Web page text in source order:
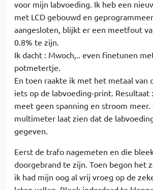
voor mijn labvoeding. Ik heb een
met LCD gebouwd en
aangesloten, blijkt er een meetfout
0.8% te zijn.
Ik dacht : Mwoch,.. even finetunen
potmetertje.
En toen raakte ik met het metaal van
iets op de labvoeding-print.
meet geen spanning en stroom
multimeter laat zien dat de
gegeven.
Eerst de trafo nagemeten en die
doorgebrand te zijn. Toen begon het
ik had mijn oog al vrij vroeg op de